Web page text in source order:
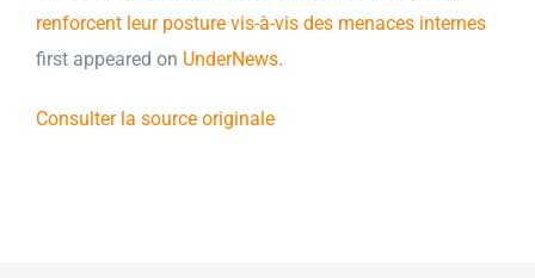
renforcent leur posture vis-à-vis des menaces internes
first appeared on UnderNews.
Consulter la source originale